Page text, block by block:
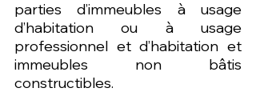
parties d’immeubles à usage
d’habitation ou à usage
professionnel et d’habitation et
immeubles non bâtis
constructibles.